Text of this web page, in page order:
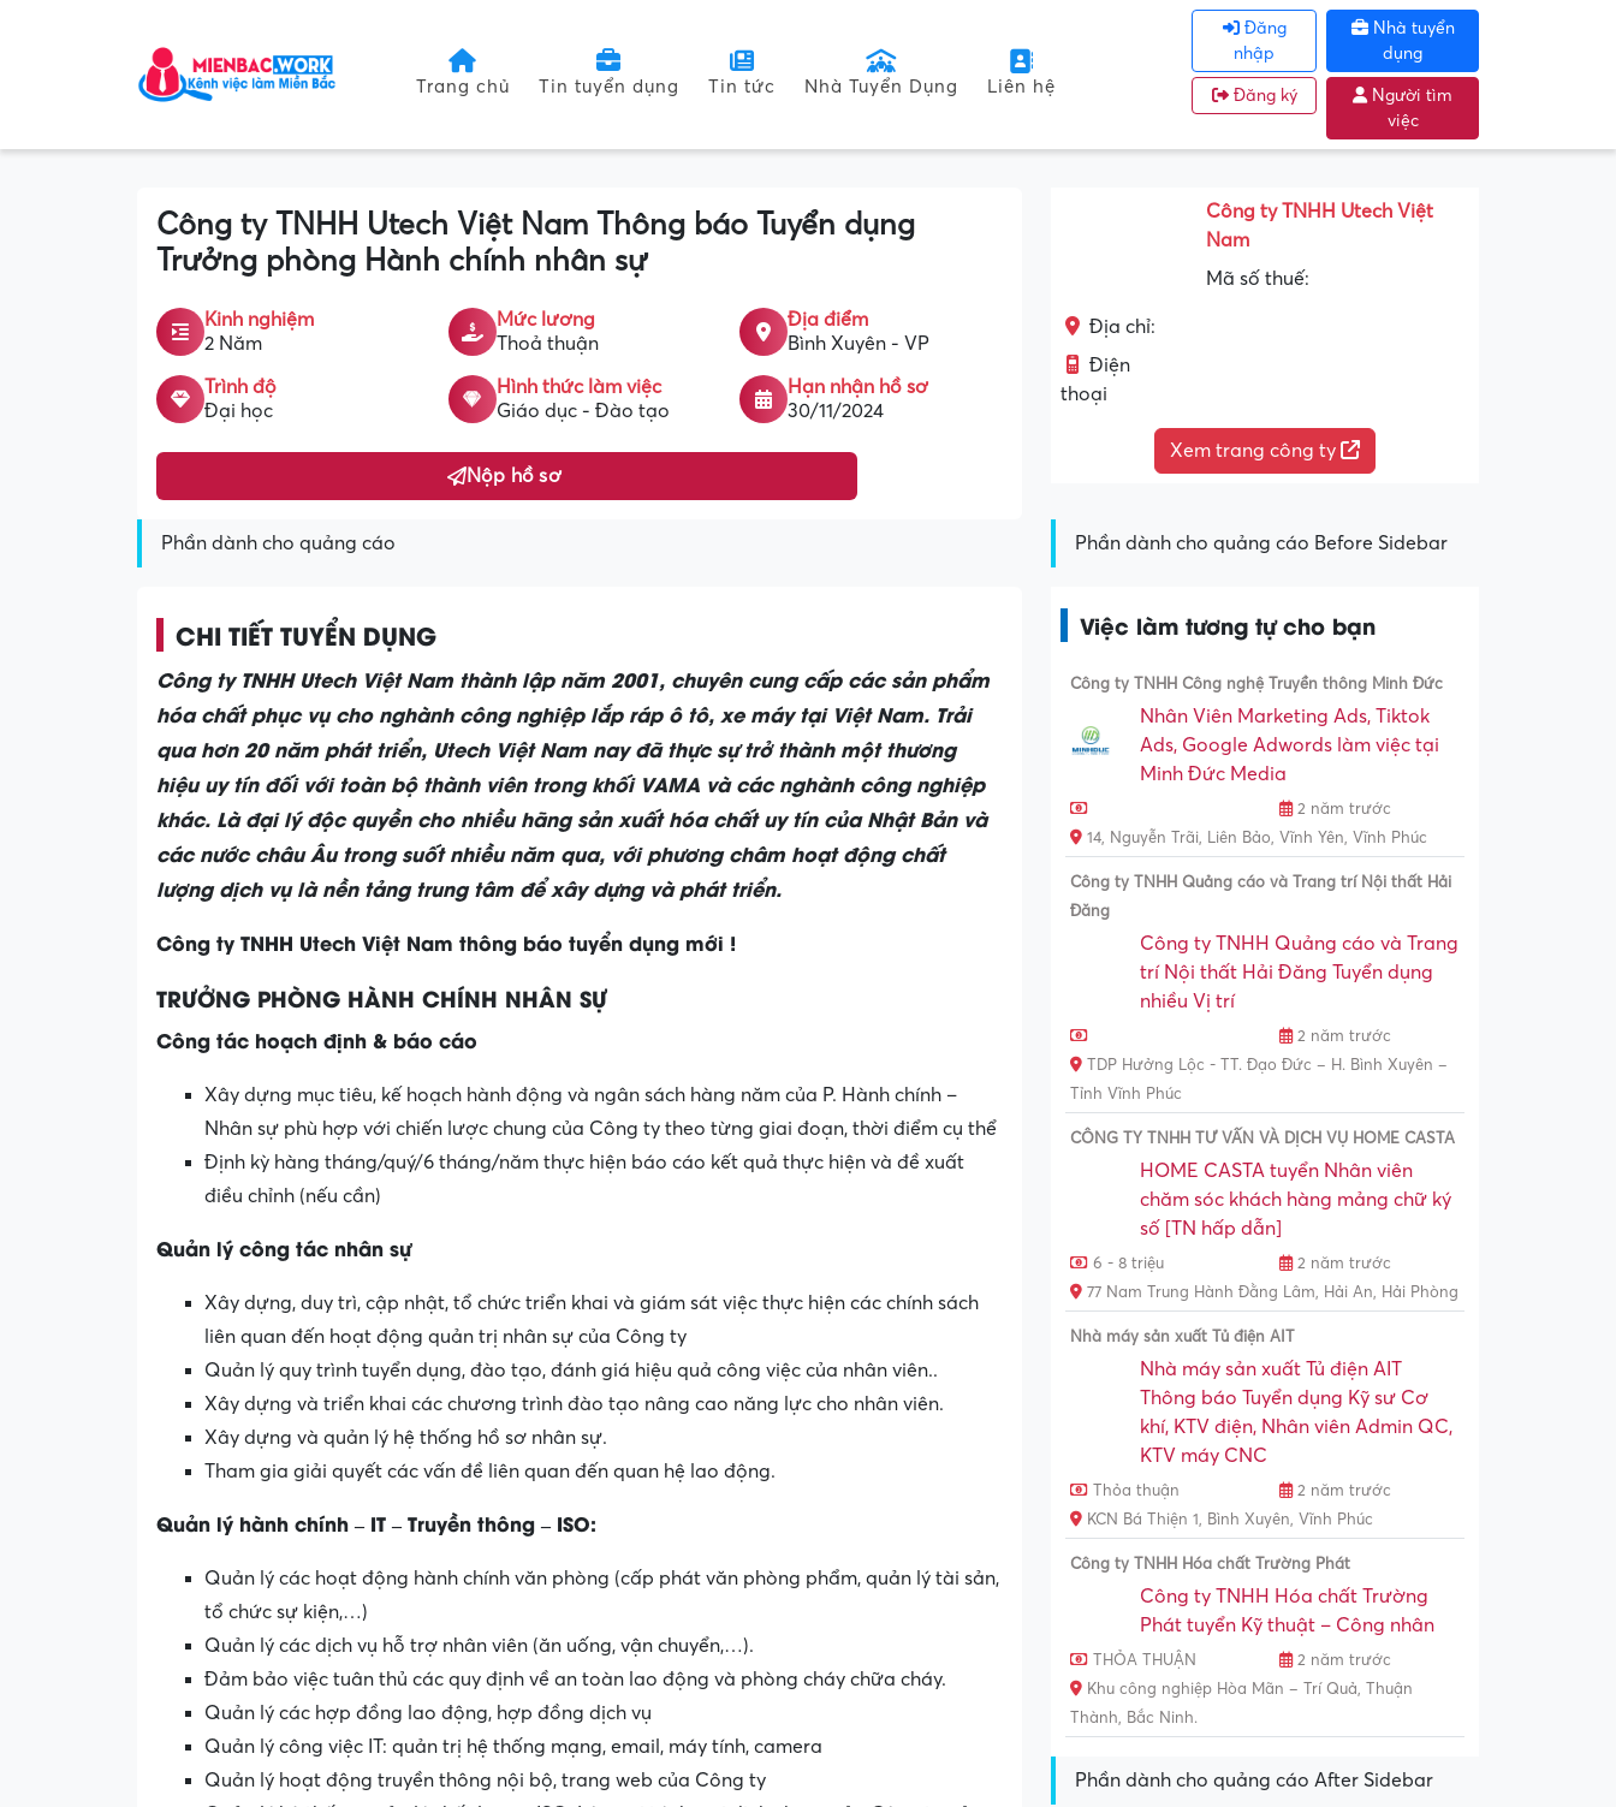
Trang chủ Tin tuyển dụng Tin tức Nhà Tuyển Dụng Liên hệ
Đăng
nhập
Đăng ký
Nhà tuyển
dụng
Người tìm
việc
Công ty TNHH Utech Việt Nam Thông báo Tuyển dụng
Trưởng phòng Hành chính nhân sự
Kinh nghiệm
2 Năm
Mức lương
Thoả thuận
Địa điểm
Bình Xuyên - VP
Trình độ
Đại học
Hình thức làm việc
Giáo dục - Đào tạo
Hạn nhận hồ sơ
30/11/2024
Nộp hồ sơ
Công ty TNHH Utech Việt
Nam
Mã số thuế:
Địa chỉ:
Điện
thoại
Xem trang công ty
Phần dành cho quảng cáo
CHI TIẾT TUYỂN DỤNG
Công ty TNHH Utech Việt Nam thành lập năm 2001, chuyên cung cấp các sản phẩm
hóa chất phục vụ cho nghành công nghiệp lắp ráp ô tô, xe máy tại Việt Nam. Trải
qua hơn 20 năm phát triển, Utech Việt Nam nay đã thực sự trở thành một thương
hiệu uy tín đối với toàn bộ thành viên trong khối VAMA và các nghành công nghiệp
khác. Là đại lý độc quyền cho nhiều hãng sản xuất hóa chất uy tín của Nhật Bản và
các nước châu Âu trong suốt nhiều năm qua, với phương châm hoạt động chất
lượng dịch vụ là nền tảng trung tâm để xây dựng và phát triển.
Công ty TNHH Utech Việt Nam thông báo tuyển dụng mới !
TRƯỞNG PHÒNG HÀNH CHÍNH NHÂN SỰ
Công tác hoạch định & báo cáo
Xây dựng mục tiêu, kế hoạch hành động và ngân sách hàng năm của P. Hành chính –
Nhân sự phù hợp với chiến lược chung của Công ty theo từng giai đoạn, thời điểm cụ thể
Định kỳ hàng tháng/quý/6 tháng/năm thực hiện báo cáo kết quả thực hiện và đề xuất
điều chỉnh (nếu cần)
Quản lý công tác nhân sự
Xây dựng, duy trì, cập nhật, tổ chức triển khai và giám sát việc thực hiện các chính sách
liên quan đến hoạt động quản trị nhân sự của Công ty
Quản lý quy trình tuyển dụng, đào tạo, đánh giá hiệu quả công việc của nhân viên..
Xây dựng và triển khai các chương trình đào tạo nâng cao năng lực cho nhân viên.
Xây dựng và quản lý hệ thống hồ sơ nhân sự.
Tham gia giải quyết các vấn đề liên quan đến quan hệ lao động.
Quản lý hành chính – IT – Truyền thông – ISO:
Quản lý các hoạt động hành chính văn phòng (cấp phát văn phòng phẩm, quản lý tài sản,
tổ chức sự kiện,…)
Quản lý các dịch vụ hỗ trợ nhân viên (ăn uống, vận chuyển,…).
Đảm bảo việc tuân thủ các quy định về an toàn lao động và phòng cháy chữa cháy.
Quản lý các hợp đồng lao động, hợp đồng dịch vụ
Quản lý công việc IT: quản trị hệ thống mạng, email, máy tính, camera
Quản lý hoạt động truyền thông nội bộ, trang web của Công ty
Phần dành cho quảng cáo Before Sidebar
Việc làm tương tự cho bạn
Công ty TNHH Công nghệ Truyền thông Minh Đức
Nhân Viên Marketing Ads, Tiktok
Ads, Google Adwords làm việc tại
Minh Đức Media
2 năm trước
14, Nguyễn Trãi, Liên Bảo, Vĩnh Yên, Vĩnh Phúc
Công ty TNHH Quảng cáo và Trang trí Nội thất Hải
Đăng
Công ty TNHH Quảng cáo và Trang
trí Nội thất Hải Đăng Tuyển dụng
nhiều Vị trí
2 năm trước
TDP Hưởng Lộc - TT. Đạo Đức – H. Bình Xuyên –
Tỉnh Vĩnh Phúc
CÔNG TY TNHH TƯ VẤN VÀ DỊCH VỤ HOME CASTA
HOME CASTA tuyển Nhân viên
chăm sóc khách hàng mảng chữ ký
số [TN hấp dẫn]
6 - 8 triệu
2 năm trước
77 Nam Trung Hành Đằng Lâm, Hải An, Hải Phòng
Nhà máy sản xuất Tủ điện AIT
Nhà máy sản xuất Tủ điện AIT
Thông báo Tuyển dụng Kỹ sư Cơ
khí, KTV điện, Nhân viên Admin QC,
KTV máy CNC
Thỏa thuận
2 năm trước
KCN Bá Thiện 1, Bình Xuyên, Vĩnh Phúc
Công ty TNHH Hóa chất Trường Phát
Công ty TNHH Hóa chất Trường
Phát tuyển Kỹ thuật – Công nhân
THỎA THUẬN
2 năm trước
Khu công nghiệp Hòa Mãn – Trí Quả, Thuận
Thành, Bắc Ninh.
Phần dành cho quảng cáo After Sidebar